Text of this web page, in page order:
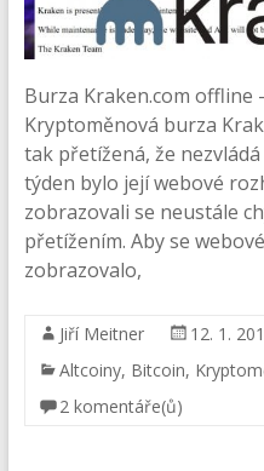
Burza Kraken.com offline
Kryptoměnová burza
tak přetížená, že
týden bylo její webové
zobrazovali se neustále
přetížením. Aby se
zobrazovalo,
Jiří Meitner
12. 1.
Altcoiny, Bitcoin,
2 komentáře(ů)